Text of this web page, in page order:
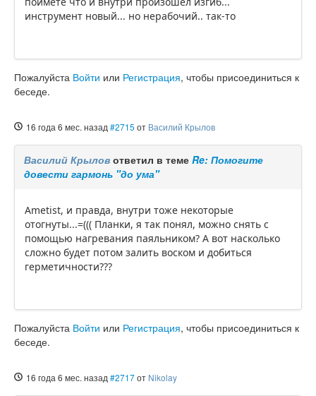
инструмент новый... но нерабочий.. так-то
Пожалуйста Войти или Регистрация, чтобы присоединиться к
беседе.
16 года 6 мес. назад #2715 от Василий Крылов
Василий Крылов ответил в теме Re: Помогите
довести гармонь "до ума"
Ametist, и правда, внутри тоже некоторые
отогнуты...=((( Планки, я так понял, можно снять с
помощью нагревания паяльником? А вот насколько
сложно будет потом залить воском и добиться
герметичности???
Пожалуйста Войти или Регистрация, чтобы присоединиться к
беседе.
16 года 6 мес. назад #2717от Nikolay